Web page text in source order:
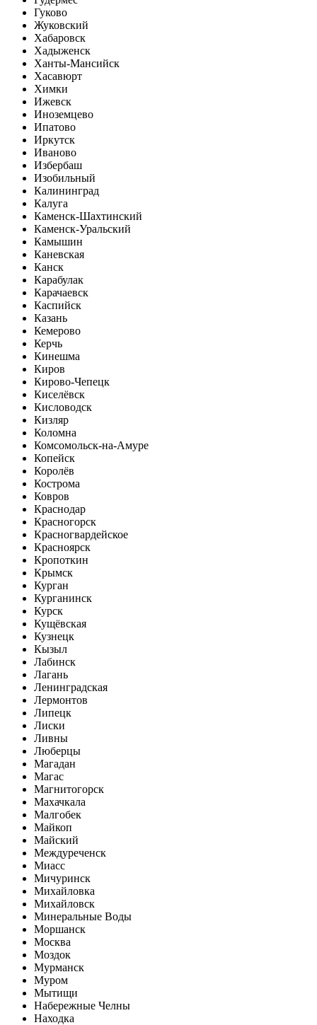
Гуково
Жуковский
Хабаровск
Хадыженск
Ханты-Мансийск
Хасавюрт
Химки
Ижевск
Иноземцево
Ипатово
Иркутск
Иваново
Избербаш
Изобильный
Калининград
Калуга
Каменск-Шахтинский
Каменск-Уральский
Камышин
Каневская
Канск
Карабулак
Карачаевск
Каспийск
Казань
Кемерово
Керчь
Кинешма
Киров
Кирово-Чепецк
Киселёвск
Кисловодск
Кизляр
Коломна
Комсомольск-на-Амуре
Копейск
Королёв
Кострома
Ковров
Краснодар
Красногорск
Красногвардейское
Красноярск
Кропоткин
Крымск
Курган
Курганинск
Курск
Кущёвская
Кузнецк
Кызыл
Лабинск
Лагань
Ленинградская
Лермонтов
Липецк
Лиски
Ливны
Люберцы
Магадан
Магас
Магнитогорск
Махачкала
Малгобек
Майкоп
Майский
Междуреченск
Миасс
Мичуринск
Михайловка
Михайловск
Минеральные Воды
Моршанск
Москва
Моздок
Мурманск
Муром
Мытищи
Набережные Челны
Находка